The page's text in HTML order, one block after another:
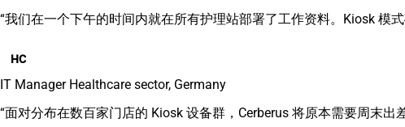
“我们在一个下午的时间内就在所有护理站部署了工作资料。Kiosk 模
HC
IT ManagerHealthcare sector, Germany
“面对分布在数百家门店的 Kiosk 设备群，Cerberus 将原本需要周末